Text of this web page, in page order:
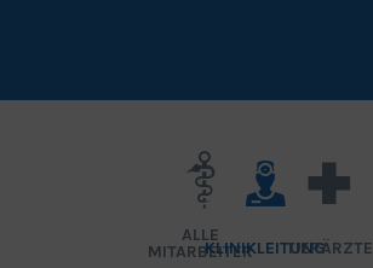
ALLE
MITARBEITERKLINIKLEITUNGTIERÄRZTE